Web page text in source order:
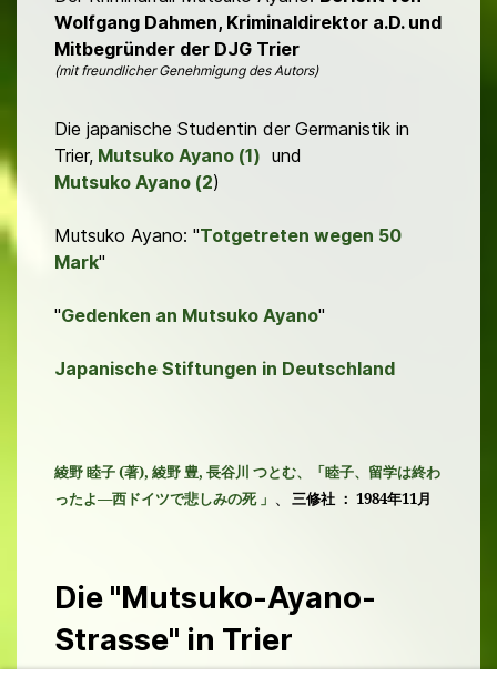
Wolfgang Dahmen, Kriminaldirektor a.D. und
Mitbegründer der DJG Trier
(mit freundlicher Genehmigung des Autors)
Die japanische Studentin der Germanistik in
Trier, Mutsuko Ayano (1) und
Mutsuko Ayano (2)
Mutsuko Ayano: "Totgetreten wegen 50
Mark"
"Gedenken an Mutsuko Ayano"
Japanische Stiftungen in Deutschland
綾野 睦子(著), 綾野 豊, 長谷川 つとむ、「睦子、留学は終わ
ったよ―西ドイツで悲しみの死 」 、 三修社 ： 1984年11月
Die "Mutsuko-Ayano-
Strasse" in Trier